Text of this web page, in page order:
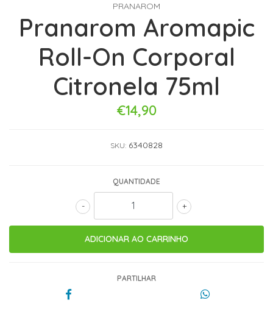
PRANAROM
Pranarom Aromapic
Roll-On Corporal
Citronela 75ml
€14,90
SKU: 6340828
QUANTIDADE
+
-
PARTILHAR